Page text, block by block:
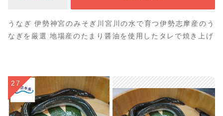
うなぎ 伊勢神宮のみそぎ川宮川の水で育つ伊勢志摩産のう
なぎを厳選 地場産のたまり醤油を使用したタレで焼き上げ
27